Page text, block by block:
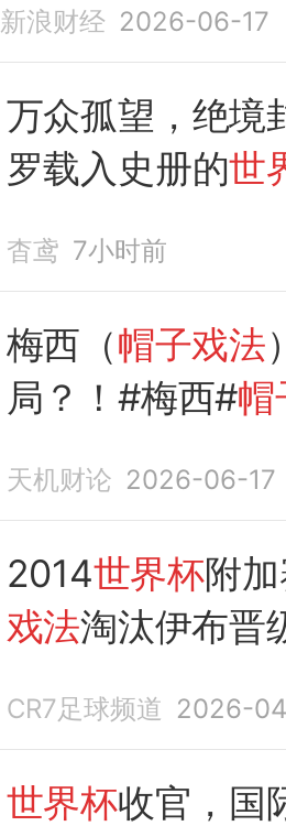
新浪财经 2026-06-17
万众孤望，绝境
罗载入史册的世
杳鸢 7小时前
梅西（帽子戏法
局？！#梅西#帽
天机财论 2026-06-17
2014世界杯附
戏法淘汰伊布晋
CR7足球频道 2026-
世界杯收官，国